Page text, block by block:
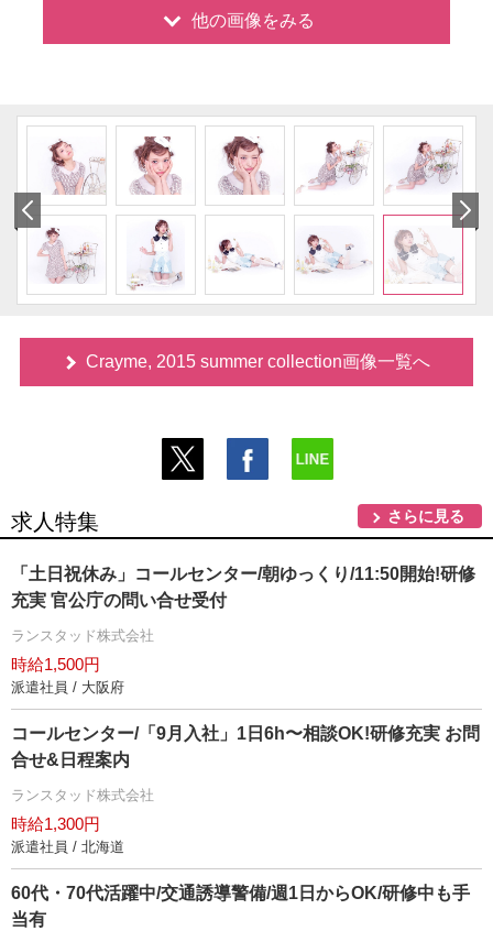
他の画像をみる
Crayme, 2015 summer collection画像一覧へ
求人特集 さらに見る
「土日祝休み」コールセンター/朝ゆっくり/11:50開始!研修
充実 官公庁の問い合せ受付
ランスタッド株式会社
時給1,500円
派遣社員 / 大阪府
コールセンター/「9月入社」1日6h〜相談OK!研修充実 お問
合せ&日程案内
ランスタッド株式会社
時給1,300円
派遣社員 / 北海道
60代・70代活躍中/交通誘導警備/週1日からOK/研修中も手
当有